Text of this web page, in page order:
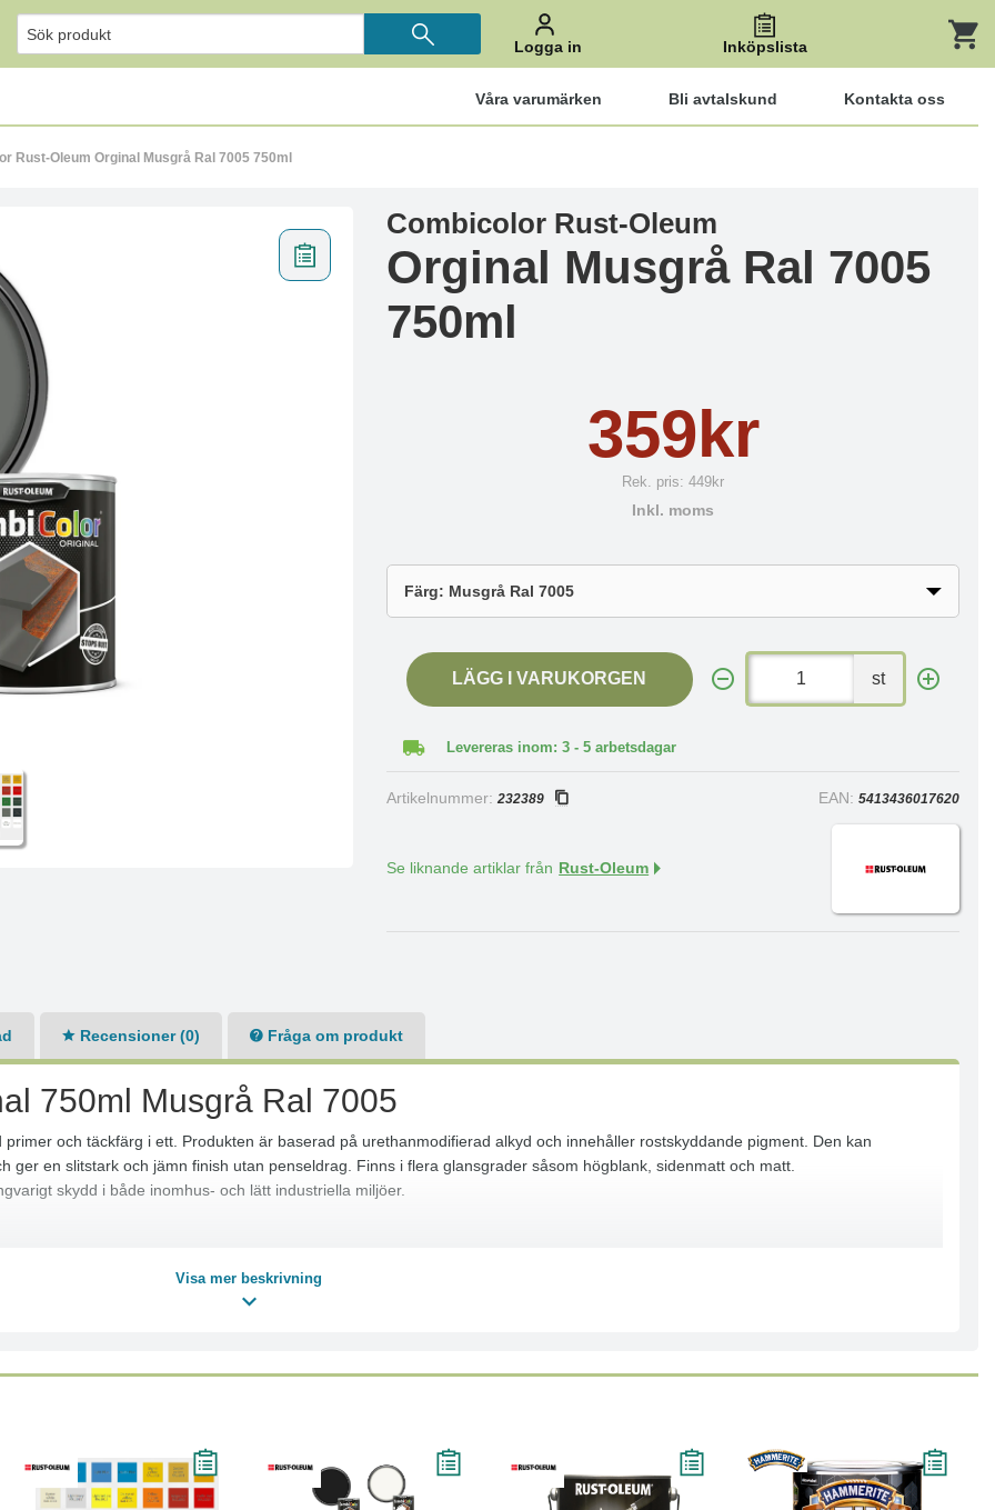
Logga in Inköpslista
Våra varumärken Bli avtalskund Kontakta oss
Rust-Oleum Orginal Musgrå Ral 7005 750ml
Combicolor Rust-Oleum
Orginal Musgrå Ral 7005
750ml
359kr
Rek. pris:449kr
Inkl. moms
LÄGG I VARUKORGEN st
Levereras inom: 3 - 5 arbetsdagar
Artikelnummer:232389 EAN: 5413436017620
Se liknande artiklar från Rust-Oleum
Recensioner (0) Fråga om produkt
750ml Musgrå Ral 7005
och täckfärg i ett. Produkten är baserad på urethanmodifierad alkyd och innehåller rostskyddande pigment. Den kan
en slitstark och jämn finish utan penseldrag. Finns i flera glansgrader såsom högblank, sidenmatt och matt.
skydd i både inomhus- och lätt industriella miljöer.
Anti-Corrosion
Visa mer beskrivning